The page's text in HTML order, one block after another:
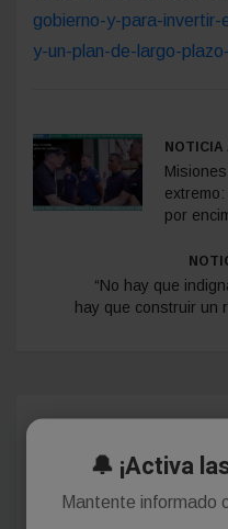
gobierno-y-para-
y-un-plan-de-largo-
NOTICIA
por
“No hay que
hay que construir un
🔔 ¡Activa
Mantente informado